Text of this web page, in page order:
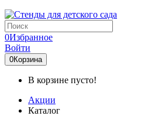
0Избранное
Войти
0Корзина
В корзине пусто!
Акции
Каталог